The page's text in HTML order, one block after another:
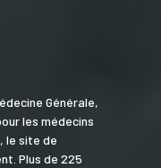
Générale,
les médecins
le site de
Plus de 225